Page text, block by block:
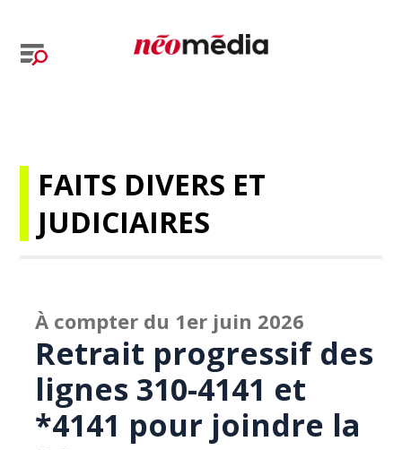
FAITS DIVERS ET
JUDICIAIRES
À compter du 1er juin 2026
Retrait progressif des
lignes 310-4141 et
*4141 pour joindre la